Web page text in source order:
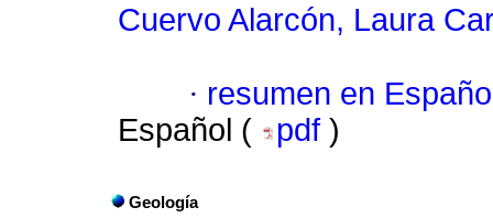
Cuervo Alarcón, Laura
· resumen en
Español (
pdf )
Geología